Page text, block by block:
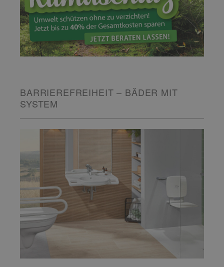
BARRIEREFREIHEIT – BÄDER MIT
SYSTEM